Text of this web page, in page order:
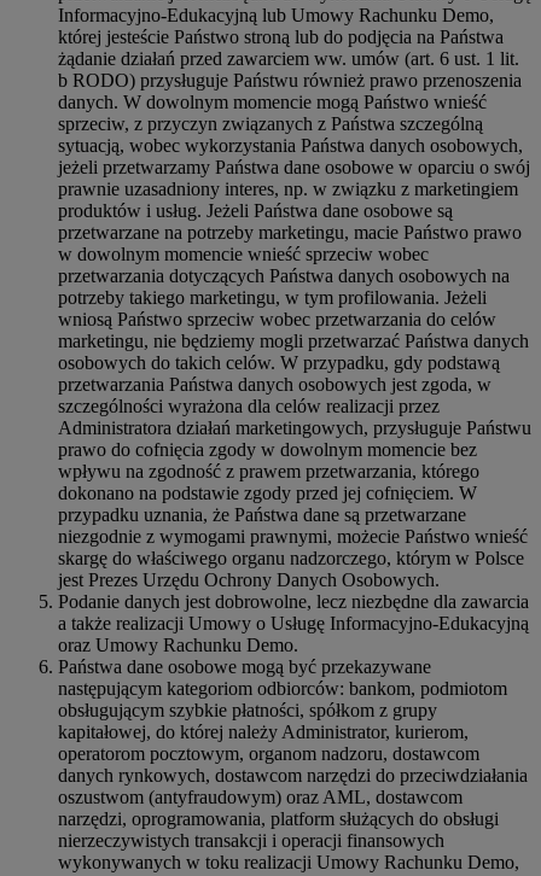
Informacyjno-Edukacyjną lub Umowy Rachunku Demo,
której jesteście Państwo stroną lub do podjęcia na Państwa
żądanie działań przed zawarciem ww. umów (art. 6 ust. 1 lit.
b RODO) przysługuje Państwu również prawo przenoszenia
danych. W dowolnym momencie mogą Państwo wnieść
sprzeciw, z przyczyn związanych z Państwa szczególną
sytuacją, wobec wykorzystania Państwa danych osobowych,
jeżeli przetwarzamy Państwa dane osobowe w oparciu o swój
prawnie uzasadniony interes, np. w związku z marketingiem
produktów i usług. Jeżeli Państwa dane osobowe są
przetwarzane na potrzeby marketingu, macie Państwo prawo
w dowolnym momencie wnieść sprzeciw wobec
przetwarzania dotyczących Państwa danych osobowych na
potrzeby takiego marketingu, w tym profilowania. Jeżeli
wniosą Państwo sprzeciw wobec przetwarzania do celów
marketingu, nie będziemy mogli przetwarzać Państwa danych
osobowych do takich celów. W przypadku, gdy podstawą
przetwarzania Państwa danych osobowych jest zgoda, w
szczególności wyrażona dla celów realizacji przez
Administratora działań marketingowych, przysługuje Państwu
prawo do cofnięcia zgody w dowolnym momencie bez
wpływu na zgodność z prawem przetwarzania, którego
dokonano na podstawie zgody przed jej cofnięciem. W
przypadku uznania, że Państwa dane są przetwarzane
niezgodnie z wymogami prawnymi, możecie Państwo wnieść
skargę do właściwego organu nadzorczego, którym w Polsce
jest Prezes Urzędu Ochrony Danych Osobowych.
Podanie danych jest dobrowolne, lecz niezbędne dla zawarcia
a także realizacji Umowy o Usługę Informacyjno-Edukacyjną
oraz Umowy Rachunku Demo.
Państwa dane osobowe mogą być przekazywane
następującym kategoriom odbiorców: bankom, podmiotom
obsługującym szybkie płatności, spółkom z grupy
kapitałowej, do której należy Administrator, kurierom,
operatorom pocztowym, organom nadzoru, dostawcom
danych rynkowych, dostawcom narzędzi do przeciwdziałania
oszustwom (antyfraudowym) oraz AML, dostawcom
narzędzi, oprogramowania, platform służących do obsługi
nierzeczywistych transakcji i operacji finansowych
wykonywanych w toku realizacji Umowy Rachunku Demo,